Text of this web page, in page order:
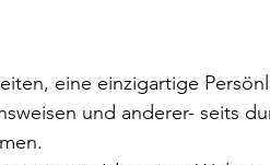
eine einzigartige
und anderer- seits